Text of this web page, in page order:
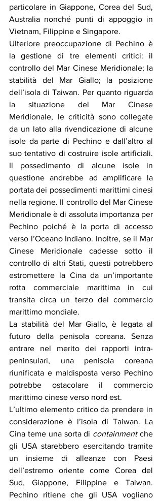
particolare in Giappone, Corea del Sud,
Australia nonché punti di appoggio in
Vietnam, Filippine e Singapore.
Ulteriore preoccupazione di Pechino è
la gestione di tre elementi critici: il
controllo del Mar Cinese Meridionale; la
stabilità del Mar Giallo; la posizione
dell’isola di Taiwan. Per quanto riguarda
la situazione del Mar Cinese
Meridionale, le criticità sono collegate
da un lato alla rivendicazione di alcune
isole da parte di Pechino e dall’altro al
suo tentativo di costruire isole artificiali.
Il possedimento di alcune isole in
questione andrebbe ad amplificare la
portata dei possedimenti marittimi cinesi
nella regione. Il controllo del Mar Cinese
Meridionale è di assoluta importanza per
Pechino poiché è la porta di accesso
verso l’Oceano Indiano. Inoltre, se il Mar
Cinese Meridionale cadesse sotto il
controllo di altri Stati, questi potrebbero
estromettere la Cina da un’importante
rotta commerciale marittima in cui
transita circa un terzo del commercio
marittimo mondiale.
La stabilità del Mar Giallo, è legata al
futuro della penisola coreana. Senza
entrare nel merito dei rapporti intra-
peninsulari, una penisola coreana
riunificata e maldisposta verso Pechino
potrebbe ostacolare il commercio
marittimo cinese verso nord est.
L’ultimo elemento critico da prendere in
considerazione è l’isola di Taiwan. La
Cina teme una sorta di containment che
gli USA starebbero esercitando tramite
un insieme di alleanze con Paesi
dell’estremo oriente come Corea del
Sud, Giappone, Filippine e Taiwan.
Pechino ritiene che gli USA vogliano